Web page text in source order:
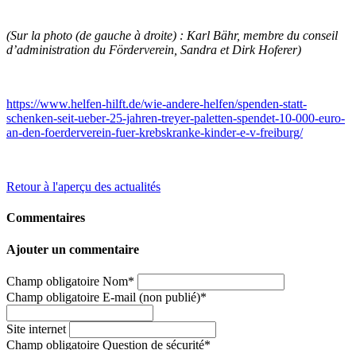
(Sur la photo (de gauche à droite) : Karl Bähr, membre du conseil
d’administration du Förderverein, Sandra et Dirk Hoferer)
https://www.helfen-hilft.de/wie-andere-helfen/spenden-statt-
schenken-seit-ueber-25-jahren-treyer-paletten-spendet-10-000-euro-
an-den-foerderverein-fuer-krebskranke-kinder-e-v-freiburg/
Retour à l'aperçu des actualités
Commentaires
Ajouter un commentaire
Champ obligatoire Nom*
Champ obligatoire E-mail (non publié)*
Site internet
Champ obligatoire Question de sécurité*